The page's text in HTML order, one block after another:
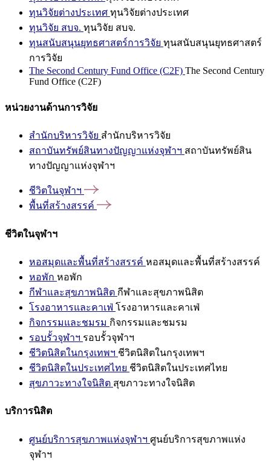
ทุนวิจัยต่างประเทศ ทุนวิจัยต่างประเทศ
ทุนวิจัย สบจ. ทุนวิจัย สบจ.
ทุนสนับสนุนยุทธศาสตร์การวิจัย ทุนสนับสนุนยุทธศาสตร์
การวิจัย
The Second Century Fund Office (C2F) The Second Century
Fund Office (C2F)
หน่วยงานด้านการวิจัย
สำนักบริหารวิจัย สำนักบริหารวิจัย
สถาบันทรัพย์สินทางปัญญาแห่งจุฬาฯ สถาบันทรัพย์สิน
ทางปัญญาแห่งจุฬาฯ
ชีวิตในจุฬาฯ
พื้นที่สร้างสรรค์
ชีวิตในจุฬาฯ
หอสมุดและพื้นที่สร้างสรรค์ หอสมุดและพื้นที่สร้างสรรค์
หอพัก หอพัก
กีฬาและสุขภาพนิสิต กีฬาและสุขภาพนิสิต
โรงอาหารและคาเฟ่ โรงอาหารและคาเฟ่
กิจกรรมและชมรม กิจกรรมและชมรม
รอบรั้วจุฬาฯ รอบรั้วจุฬาฯ
ชีวิตนิสิตในกรุงเทพฯ ชีวิตนิสิตในกรุงเทพฯ
ชีวิตนิสิตในประเทศไทย ชีวิตนิสิตในประเทศไทย
สุขภาวะทางใจนิสิต สุขภาวะทางใจนิสิต
บริการนิสิต
ศูนย์บริการสุขภาพแห่งจุฬาฯ ศูนย์บริการสุขภาพแห่ง
จุฬาฯ